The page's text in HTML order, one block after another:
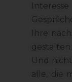
Ihre
gestalten.
Und
alle, die